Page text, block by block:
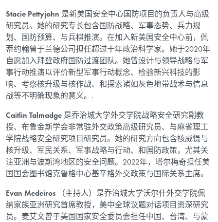
Stacie Pettyjohn 是新美国安全中心国防项目的负责人与高级
研究员。她的研究专长包含国防战略、军事态势、兵力规
划、国防预算、与兵棋推演。在加入新美国安全中心前，佩
蒂约翰曾于兰德公司担任超过十年政治科学家。她于2020年
自愿加入拜登政府国防过渡团队。她曾设计与领导战略与军
事行动推演以评价新型军事行动概念、检验新兴科技的影
响、考察核升级与核作战、和探索诸如灰色地带战术与信息
战等不明确现象的意义。.
Caitlin Talmadge 是乔治城大学外交学院战略安全研究副教
授、布鲁金斯学会非常驻外交政策高级研究员、与麻省理工
学院战略安全研究项目研究员。她的研究方向包含核威慑与
核升级、军民关系、军事战略与行动、和国防政策，尤其关
注亚洲与波斯湾地区的安全问题。2022年，塔尔梅奇担任美
国国会图书馆克鲁格中心基辛格外交政策与国际关系主席。
Evan Medeiros （主持人）是乔治城大学沃尔什外交学院佩
纳家族亚洲研究首席教授，美中全球议题对话项目资深研究
员。麦艾文曾于美国国家安全委员会担任中国、台湾、与蒙